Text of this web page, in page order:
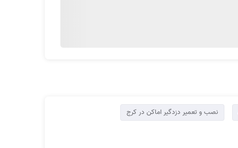
نصب و تعمیر دزدگیر اماکن در کرج